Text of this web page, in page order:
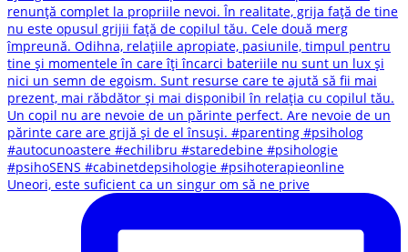
Uneori, este suficient ca un singur om să ne prive